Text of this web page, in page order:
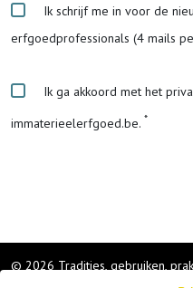
Ik schrijf me in voor de
erfgoedprofessionals (4 mails
Ik ga akkoord met het
immaterieelerfgoed.be.
© 2026 Tradities, gebruiken,